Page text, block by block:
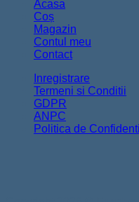
Acasa
Coș
Magazin
Contul meu
Contact
Inregistrare
Termeni si Conditii
GDPR
ANPC
Politica de